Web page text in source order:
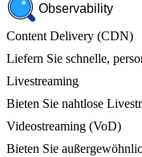
Observability
Content Delivery (CDN)
Liefern Sie schnelle,
Livestreaming
Bieten Sie nahtlose
Videostreaming (VoD)
Bieten Sie